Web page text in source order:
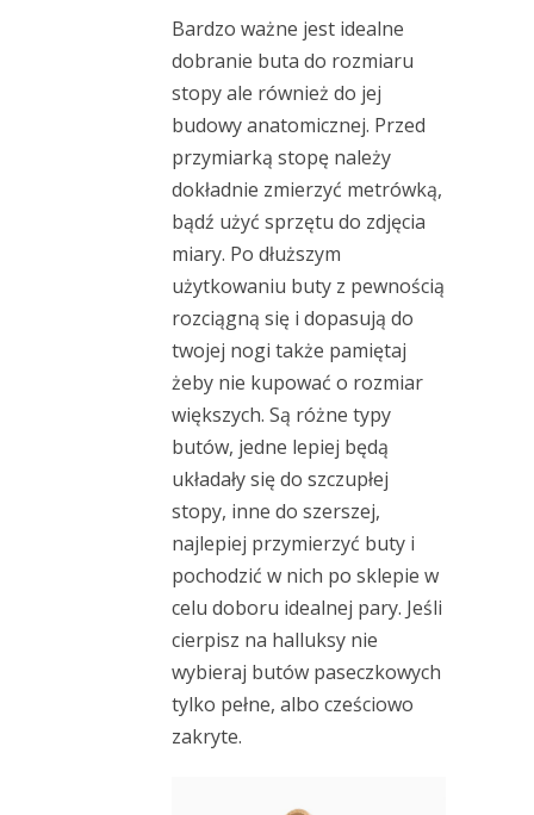
Bardzo ważne jest idealne
dobranie buta do rozmiaru
stopy ale również do jej
budowy anatomicznej. Przed
przymiarką stopę należy
dokładnie zmierzyć metrówką,
bądź użyć sprzętu do zdjęcia
miary. Po dłuższym
użytkowaniu buty z pewnością
rozciągną się i dopasują do
twojej nogi także pamiętaj
żeby nie kupować o rozmiar
większych. Są różne typy
butów, jedne lepiej będą
układały się do szczupłej
stopy, inne do szerszej,
najlepiej przymierzyć buty i
pochodzić w nich po sklepie w
celu doboru idealnej pary. Jeśli
cierpisz na halluksy nie
wybieraj butów paseczkowych
tylko pełne, albo cześciowo
zakryte.